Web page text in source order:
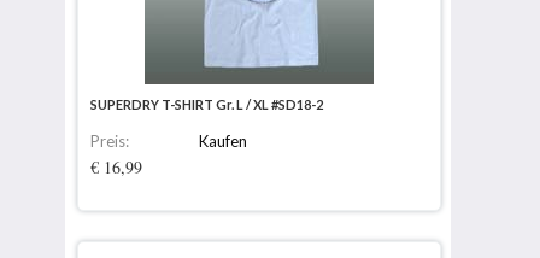
SUPERDRY T-SHIRT Gr. L / XL #SD18-2
Preis:
€ 16,99
Kaufen